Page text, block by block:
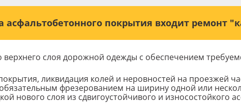
и наш диспетчер подберет технику и
стоимость
на вакансию
в форматах .pdf и .doc
асфальтобетонного покрытия входит ремонт
верхнего слоя дорожной одежды с обеспечением
ликвидация колей и неровностей на проезжей
фрезерованием на ширину одной или
нового слоя из сдвигоустойчивого и износостойкого